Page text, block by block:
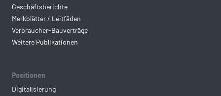
Geschäftsberichte
Merkblätter / Leitfäden
Verbraucher-Bauverträge
Weitere Publikationen
Positionen
Digitalisierung